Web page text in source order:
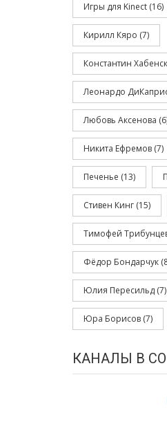
Игры для Kinect (16)
Кирилл Кяро (7)
Константин
Леонардо
Любовь Аксенова
Никита Ефремов (7)
Печенье (13)
Стивен Кинг (15)
Тимофей
Фёдор Бондарчук
Юлия Пересильд (7)
Юра Борисов (7)
КАНАЛЫ В